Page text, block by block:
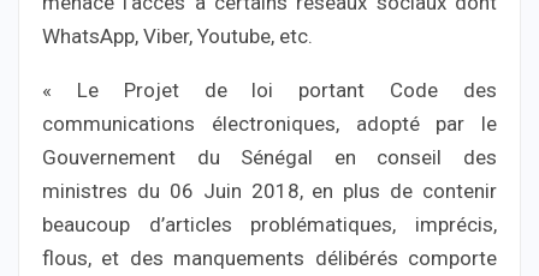
WhatsApp, Viber, Youtube, etc.
« Le Projet de loi portant Code des
communications électroniques, adopté par le
Gouvernement du Sénégal en conseil des
ministres du 06 Juin 2018, en plus de contenir
beaucoup d’articles problématiques, imprécis,
flous, et des manquements délibérés comporte